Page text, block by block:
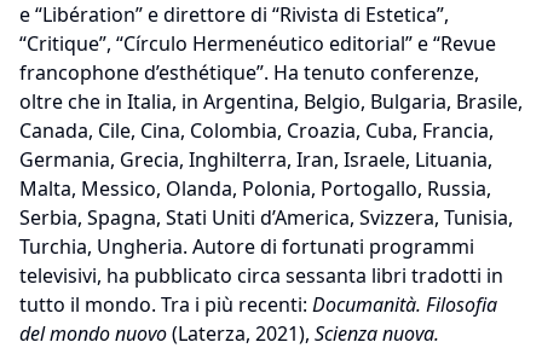
e “Libération” e direttore di “Rivista di Estetica”,
“Critique”, “Círculo Hermenéutico editorial” e “Revue
francophone d’esthétique”. Ha tenuto conferenze,
oltre che in Italia, in Argentina, Belgio, Bulgaria, Brasile,
Canada, Cile, Cina, Colombia, Croazia, Cuba, Francia,
Germania, Grecia, Inghilterra, Iran, Israele, Lituania,
Malta, Messico, Olanda, Polonia, Portogallo, Russia,
Serbia, Spagna, Stati Uniti d’America, Svizzera, Tunisia,
Turchia, Ungheria. Autore di fortunati programmi
televisivi, ha pubblicato circa sessanta libri tradotti in
tutto il mondo. Tra i più recenti: Documanità. Filosofia
del mondo nuovo(Laterza, 2021), Scienza nuova.